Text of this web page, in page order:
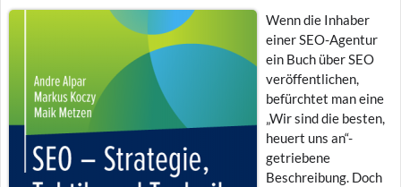
Wenn die Inhaber
einer SEO-Agentur
ein Buch über SEO
veröffentlichen,
befürchtet man eine
„Wir sind die besten,
heuert uns an“-
getriebene
Beschreibung. Doch